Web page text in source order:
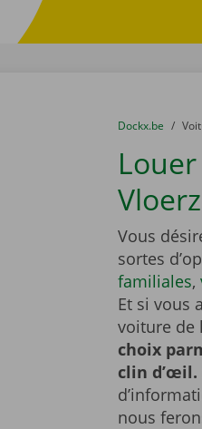
You are here:
du
Dockx.be to
Vous
sortes
familiales,
Et si vous
voiture de
choix
clin d’œil.
nous